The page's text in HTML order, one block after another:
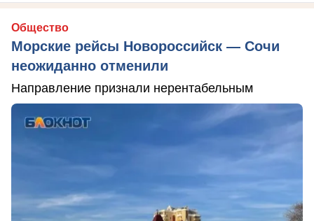
Общество
Морские рейсы Новороссийск — Сочи
неожиданно отменили
Направление признали нерентабельным